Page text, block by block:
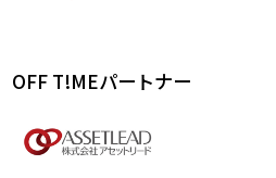
OFF T!MEパートナー